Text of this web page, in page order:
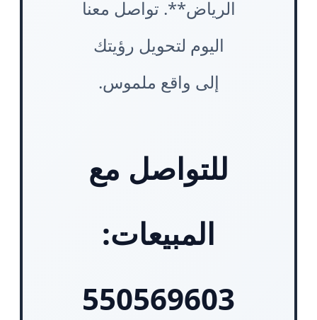
الرياض**. تواصل معنا
اليوم لتحويل رؤيتك
إلى واقع ملموس.
للتواصل مع
المبيعات:
550569603